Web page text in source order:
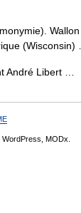
André Libert …
WordPress, MODx.